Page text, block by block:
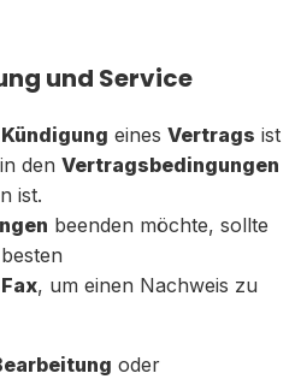
und Service
Kündigung eines Vertrags ist
den Vertragsbedingungen
ist.
beenden möchte, sollte
Fax, um einen Nachweis zu
oder